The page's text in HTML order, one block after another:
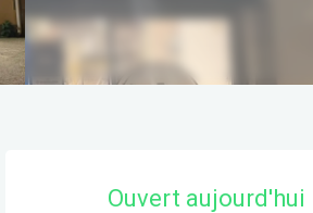
Ouverture etOuvert aujourd'hui